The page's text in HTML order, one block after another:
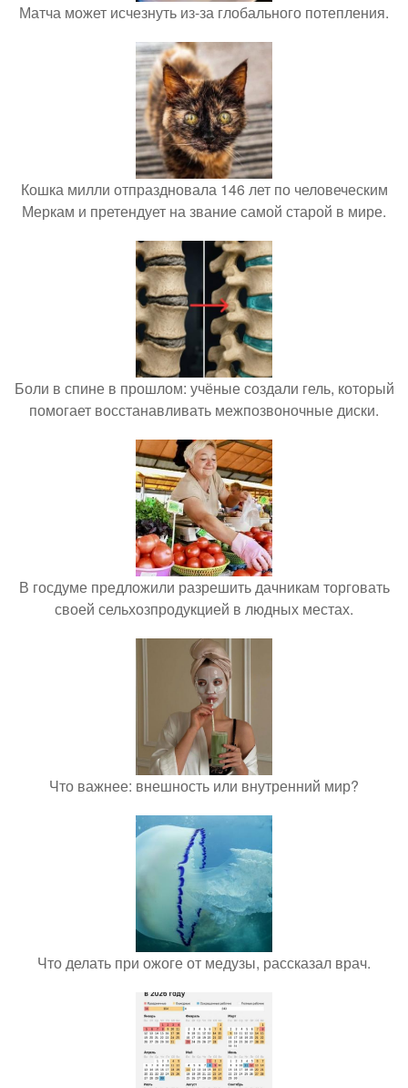
Матча может исчезнуть из-за глобального потепления.
Кошка милли отпраздновала 146 лет по человеческим
Меркам и претендует на звание самой старой в мире.
Боли в спине в прошлом: учёные создали гель, который
помогает восстанавливать межпозвоночные диски.
В госдуме предложили разрешить дачникам торговать
своей сельхозпродукцией в людных местах.
Что важнее: внешность или внутренний мир?
Что делать при ожоге от медузы, рассказал врач.